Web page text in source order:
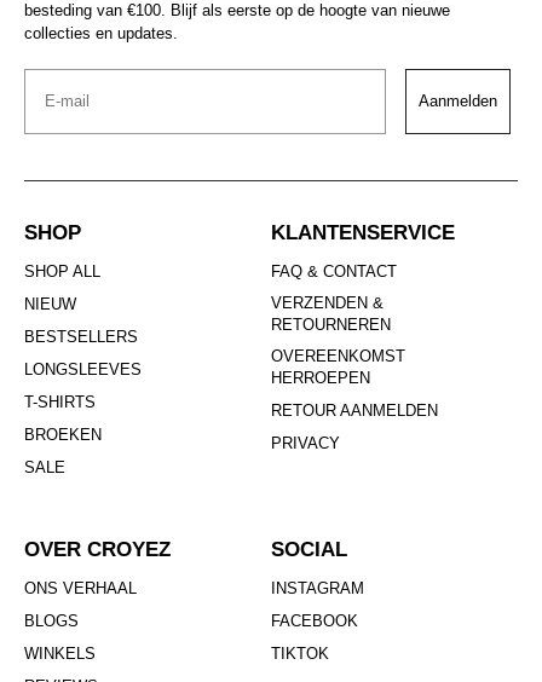
besteding van €100. Blijf als eerste op de hoogte van nieuwe
collecties en updates.
Email
Aanmelden
SHOP
SHOP ALL
NIEUW
BESTSELLERS
LONGSLEEVES
T-SHIRTS
BROEKEN
SALE
KLANTENSERVICE
FAQ & CONTACT
VERZENDEN &
RETOURNEREN
OVEREENKOMST
HERROEPEN
RETOUR AANMELDEN
PRIVACY
OVER CROYEZ
ONS VERHAAL
BLOGS
WINKELS
SOCIAL
INSTAGRAM
FACEBOOK
TIKTOK